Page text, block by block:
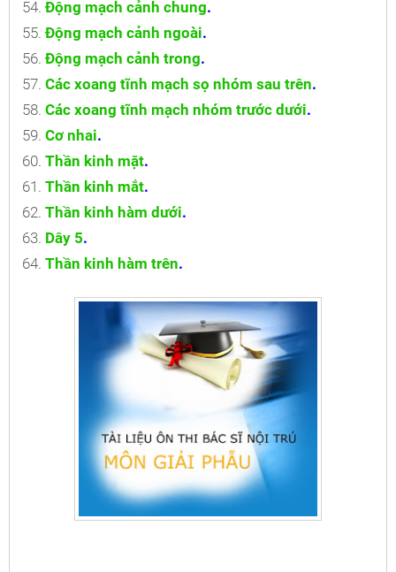
Động mạch cảnh chung.
Động mạch cảnh ngoài.
Động mạch cảnh trong.
Các xoang tĩnh mạch sọ nhóm sau trên.
Các xoang tĩnh mạch nhóm trước dưới.
Cơ nhai.
Thần kinh mặt.
Thần kinh mắt.
Thần kinh hàm dưới.
Dây 5.
Thần kinh hàm trên.